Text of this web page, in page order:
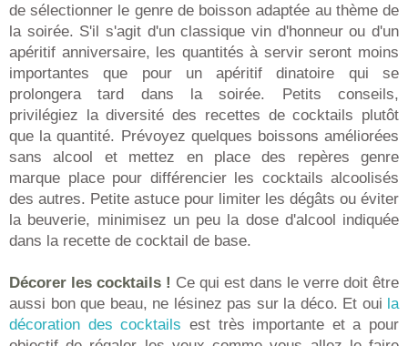
de sélectionner le genre de boisson adaptée au thème de
la soirée. S'il s'agit d'un classique vin d'honneur ou d'un
apéritif anniversaire, les quantités à servir seront moins
importantes que pour un apéritif dinatoire qui se
prolongera tard dans la soirée. Petits conseils,
privilégiez la diversité des recettes de cocktails plutôt
que la quantité. Prévoyez quelques boissons améliorées
sans alcool et mettez en place des repères genre
marque place pour différencier les cocktails alcoolisés
des autres. Petite astuce pour limiter les dégâts ou éviter
la beuverie, minimisez un peu la dose d'alcool indiquée
dans la recette de cocktail de base.
Décorer les cocktails ! Ce qui est dans le verre doit être
aussi bon que beau, ne lésinez pas sur la déco. Et oui la
décoration des cocktails est très importante et a pour